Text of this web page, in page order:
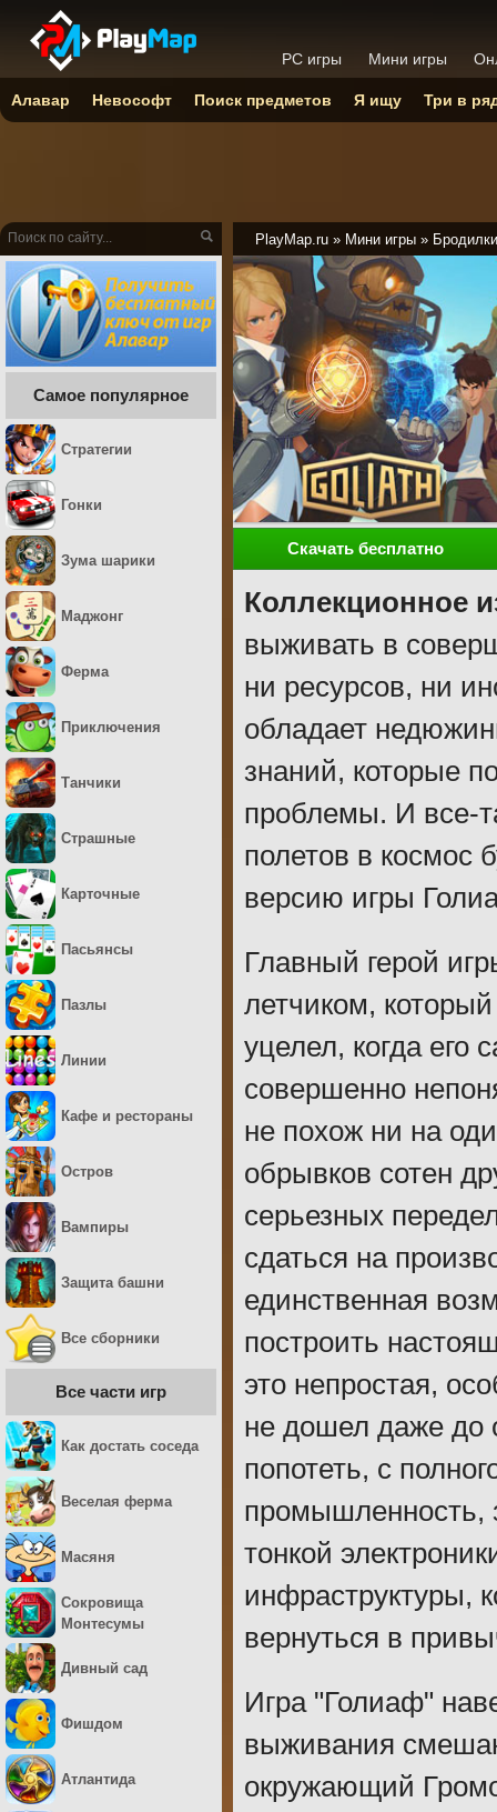
PlayMap.ru » Мини игры » Бродилки
Скачать бесплатно
Коллекционное
выживать в
ни ресурсов, ни
обладает
знаний, которые
проблемы. И все-
полетов в космос
версию игры
Главный герой
летчиком,
уцелел, когда его
совершенно
не похож ни на
обрывков сотен
серьезных
сдаться на
единственная
построить
это непростая,
не дошел даже до
попотеть, с
промышленность,
тонкой
инфраструктуры,
вернуться в
Игра "Голиаф"
выживания
окружающий
Самое популярное
Стратегии
Гонки
Зума шарики
Маджонг
Ферма
Приключения
Танчики
Страшные
Карточные
Пасьянсы
Пазлы
Линии
Кафе и рестораны
Остров
Вампиры
Защита башни
Все сборники
Все части игр
Как достать соседа
Веселая ферма
Масяня
Сокровища
Монтесумы
Дивный сад
Фишдом
Атлантида
PC игры Мини игры
Алавар Невософт Поиск предметов Я ищу Три в